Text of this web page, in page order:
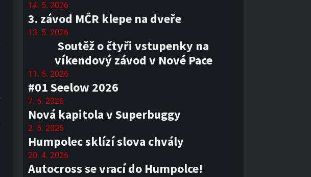
14. 5. 2026
3. závod MČR klepe na dveře
13. 5. 2026
Soutěž o čtyři vstupenky na
víkendový závod v Nové Pace
11. 5. 2026
#01 Seelow 2026
7. 5. 2026
Nová kapitola v Superbuggy
2. 5. 2026
Humpolec sklízí slova chvály
20. 4. 2026
Autocross se vrací do Humpolce!